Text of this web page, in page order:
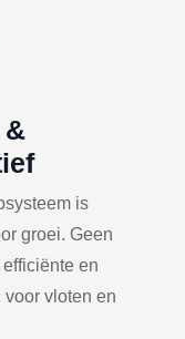
is
groei. Geen
en
vloten en